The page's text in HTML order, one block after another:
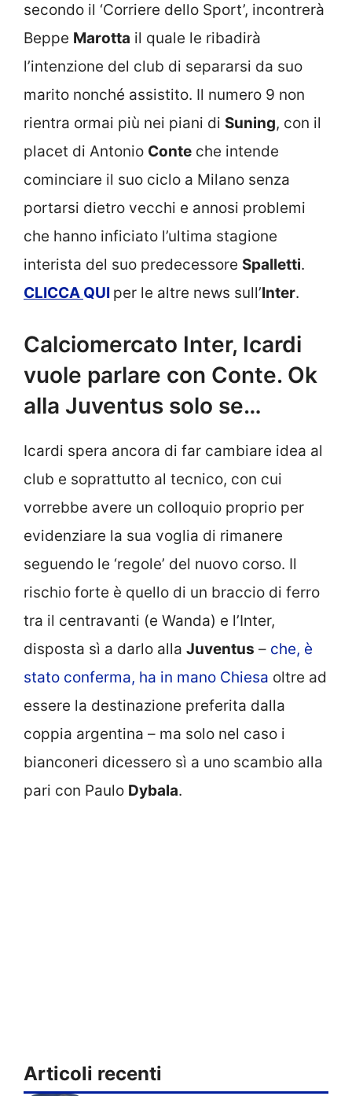
secondo il ‘Corriere dello Sport’, incontrerà
Beppe Marotta il quale le ribadirà
l’intenzione del club di separarsi da suo
marito nonché assistito. Il numero 9 non
rientra ormai più nei piani di Suning, con il
placet di Antonio Conte che intende
cominciare il suo ciclo a Milano senza
portarsi dietro vecchi e annosi problemi
che hanno inficiato l’ultima stagione
interista del suo predecessore Spalletti.
CLICCA QUI per le altre news sull’Inter.
Calciomercato Inter, Icardi
vuole parlare con Conte. Ok
alla Juventus solo se…
Icardi spera ancora di far cambiare idea al
club e soprattutto al tecnico, con cui
vorrebbe avere un colloquio proprio per
evidenziare la sua voglia di rimanere
seguendo le ‘regole’ del nuovo corso. Il
rischio forte è quello di un braccio di ferro
tra il centravanti (e Wanda) e l’Inter,
disposta sì a darlo alla Juventus – che, è
stato conferma, ha in mano Chiesa oltre ad
essere la destinazione preferita dalla
coppia argentina – ma solo nel caso i
bianconeri dicessero sì a uno scambio alla
pari con Paulo Dybala.
Articoli recenti